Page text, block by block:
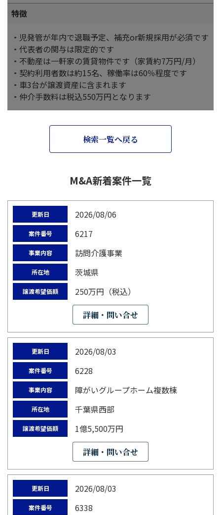
特徴
・児発管が年内で退職予定、補充or新規採用が必須です
・代表者の関与は限定的です
・不動産は一軒家の賃貸物件です（家賃約7万円/月）
・契約利用者数は約15名、稼働率は60％程度です
・車3台が譲渡資産に含まれます
・仲介手数料は税込550万円となります
検索一覧へ戻る
M&A新着案件一覧
更新日 2026/08/06
案件番号 6217
事業内容 訪問介護事業
所在地 茨城県
譲渡希望価額 250万円（税込）
詳細・問い合せ
更新日 2026/08/03
案件番号 6228
事業内容 障がいグループホーム複数棟
所在地 千葉県西部
譲渡希望価額 1億5,500万円
詳細・問い合せ
更新日 2026/08/03
案件番号 6338